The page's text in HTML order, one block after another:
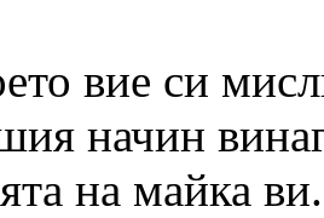
вие си
начин
на майка ви.